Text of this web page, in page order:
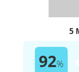
5
92%